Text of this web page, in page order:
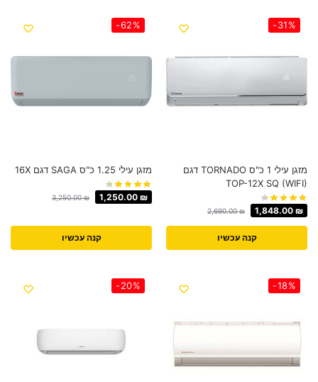
-31%
מזגן עילי 1 כ"ס TORNADO דגם
TOP-12X SQ (WIFI)
2,690.00₪ 1,848.00 ₪
קנה עכשיו
-62%
מזגן עילי 1.25 כ"ס SAGA דגם 16X
3,250.00₪ 1,250.00 ₪
קנה עכשיו
-18%
-20%